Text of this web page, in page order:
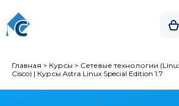
Главная > Курсы > Сетевые технологии
Cisco) | Курсы Astra Linux Special Edition 1.7